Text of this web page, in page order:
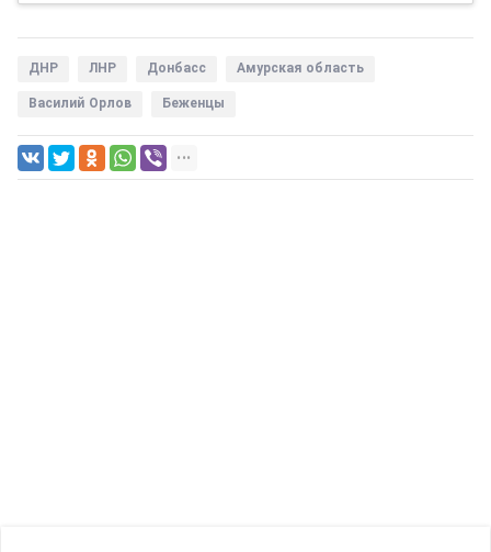
ДНР ЛНР Донбасс Амурская область
Василий Орлов Беженцы